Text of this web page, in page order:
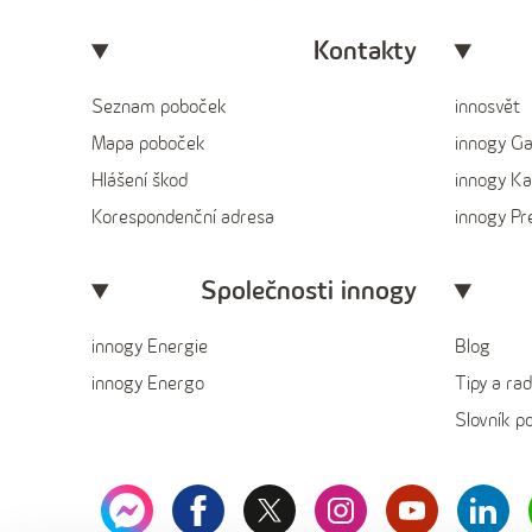
Kontakty
Seznam poboček
Mapa poboček
Hlášení škod
Korespondenční adresa
innosvět
innogy
innogy
innogy
Společnosti innogy
innogy Energie
innogy Energo
Blog
Tipy a
Slovník
messengerfacebook
x
instagramyoutube